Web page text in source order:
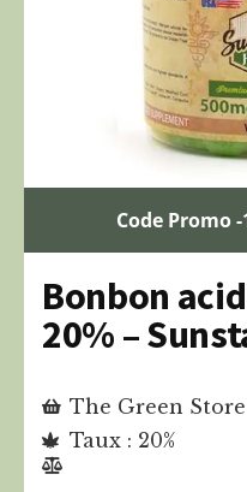
Code Promo -
Bonbon
20% –
The Green Store
Taux : 20%